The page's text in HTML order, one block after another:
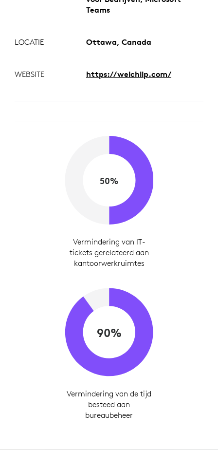
Teams
LOCATIE Ottawa, Canada
WEBSITE https://welchllp.com/
50%
Vermindering van IT-
tickets gerelateerd aan
kantoorwerkruimtes
90%
Vermindering van de tijd
besteed aan
bureaubeheer